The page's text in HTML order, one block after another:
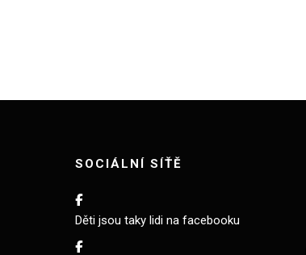
SOCIÁLNÍ SÍŤĚ
Děti jsou taky lidi na facebooku